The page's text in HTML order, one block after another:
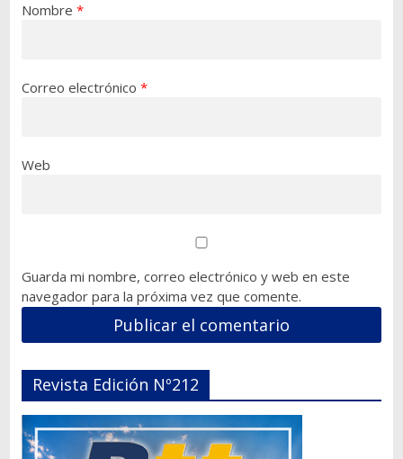
Nombre *
Correo electrónico *
Web
Guarda mi nombre, correo electrónico y web en este
navegador para la próxima vez que comente.
Revista Edición Nº212